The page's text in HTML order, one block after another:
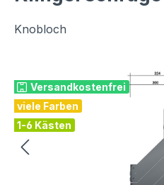
Knobloch
Versandkostenfrei
viele Farben
1-6 Kästen